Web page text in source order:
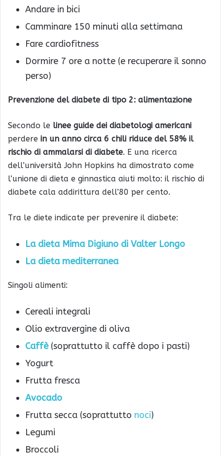
Andare in bici
Camminare 150 minuti alla settimana
Fare cardiofitness
Dormire 7 ore a notte (e recuperare il sonno
perso)
Prevenzione del diabete di tipo 2: alimentazione
Secondo le linee guide dei diabetologi americani
perdere in un anno circa 6 chili riduce del 58% il
rischio di ammalarsi di diabete. E una ricerca
dell’università John Hopkins ha dimostrato come
l’unione di dieta e ginnastica aiuti molto: il rischio di
diabete cala addirittura dell’80 per cento.
Tra le diete indicate per prevenire il diabete:
La dieta Mima Digiuno di Valter Longo
La dieta mediterranea
Singoli alimenti:
Cereali integrali
Olio extravergine di oliva
Caffè (soprattutto il caffè dopo i pasti)
Yogurt
Frutta fresca
Avocado
Frutta secca (soprattutto noci)
Legumi
Broccoli